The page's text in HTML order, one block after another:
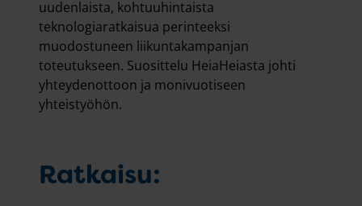
uudenlaista, kohtuuhintaista
teknologiaratkaisua perinteeksi
muodostuneen liikuntakampanjan
toteutukseen. Suosittelu HeiaHeiasta johti
yhteydenottoon ja monivuotiseen
yhteistyöhön.
Ratkaisu: